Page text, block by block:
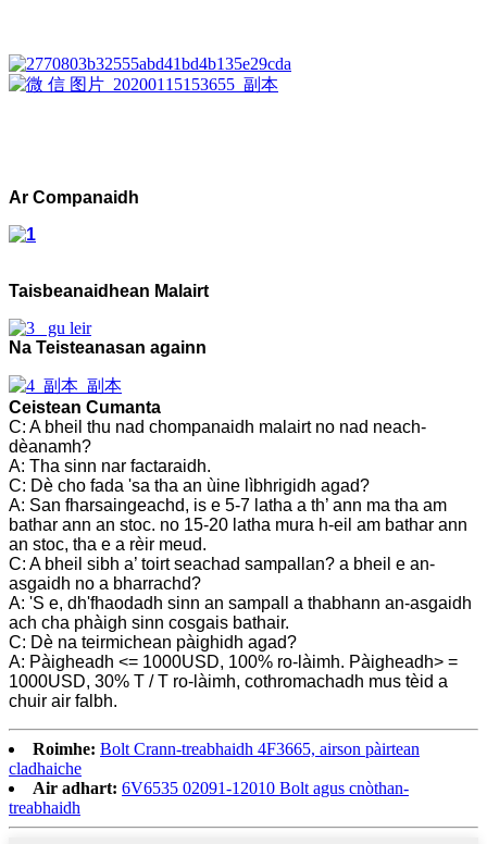
Ar Companaidh
Taisbeanaidhean Malairt
Na Teisteanasan againn
Ceistean Cumanta
C: A bheil thu nad chompanaidh malairt no nad neach-
dèanamh?
A: Tha sinn nar factaraidh.
C: Dè cho fada 'sa tha an ùine lìbhrigidh agad?
A: San fharsaingeachd, is e 5-7 latha a th’ ann ma tha am
bathar ann an stoc. no 15-20 latha mura h-eil am bathar ann
an stoc, tha e a rèir meud.
C: A bheil sibh a’ toirt seachad sampallan? a bheil e an-
asgaidh no a bharrachd?
A: 'S e, dh'fhaodadh sinn an sampall a thabhann an-asgaidh
ach cha phàigh sinn cosgais bathair.
C: Dè na teirmichean pàighidh agad?
A: Pàigheadh <= 1000USD, 100% ro-làimh. Pàigheadh> =
1000USD, 30% T / T ro-làimh, cothromachadh mus tèid a
chuir air falbh.
Roimhe: Bolt Crann-treabhaidh 4F3665, airson pàirtean
cladhaiche
Air adhart: 6V6535 02091-12010 Bolt agus cnòthan-
treabhaidh